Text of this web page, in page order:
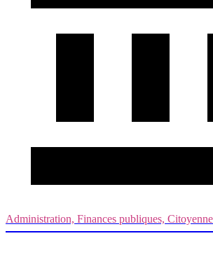
Administration, Finances publiques,